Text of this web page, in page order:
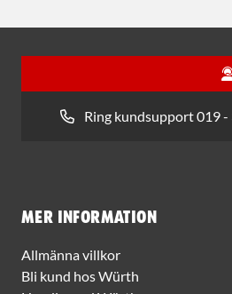
Ring kundsupport 019 -
Mer information
Allmänna villkor
Bli kund hos Würth